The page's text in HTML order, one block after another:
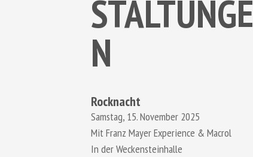
STALTUNGE
N
Rocknacht
Samstag, 15. November 2025
Mit Franz Mayer Experience & Macrol
In der Weckensteinhalle